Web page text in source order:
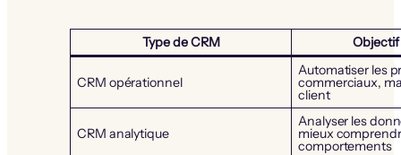
Type de CRM
CRM opérationnel
Automatiser les
commerciaux,
client
CRM analytique
Analyser les
mieux
comportements